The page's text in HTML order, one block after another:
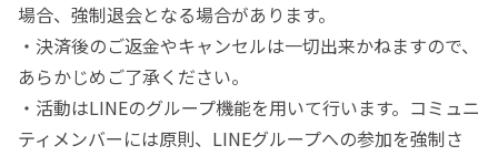
場合、強制退会となる場合があります。
・決済後のご返金やキャンセルは一切出来かねますので、
あらかじめご了承ください。
・活動はLINEのグループ機能を用いて行います。コミュニ
ティメンバーには原則、LINEグループへの参加を強制さ